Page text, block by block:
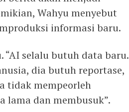
Wahyu menyebut
informasi baru.
selalu butuh data baru.
dia butuh reportase,
tidak mempeorleh
lama dan membusuk”.